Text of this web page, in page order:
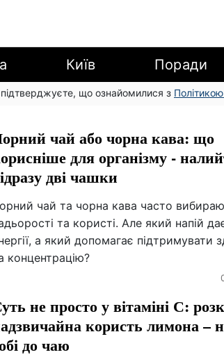
Київ Поради
що ознайомилися з
чай або чорна кава: що
для організму -
дві чашки
чай та чорна кава часто
та користі. Але який напій
а який допомагає підтримувати
концентрацію?
не просто у вітаміні С:
користь лимона –
до чаю